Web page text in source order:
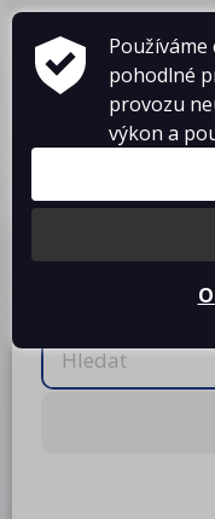
pohodlné
provozu
výkon a